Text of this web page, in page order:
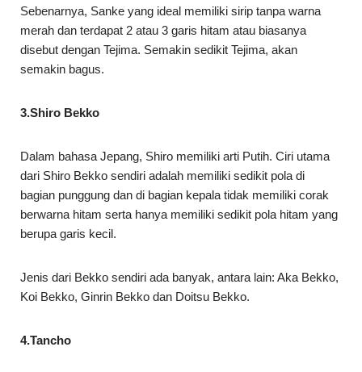
Sebenarnya, Sanke yang ideal memiliki sirip tanpa warna
merah dan terdapat 2 atau 3 garis hitam atau biasanya
disebut dengan Tejima. Semakin sedikit Tejima, akan
semakin bagus.
3.Shiro Bekko
Dalam bahasa Jepang, Shiro memiliki arti Putih. Ciri utama
dari Shiro Bekko sendiri adalah memiliki sedikit pola di
bagian punggung dan di bagian kepala tidak memiliki corak
berwarna hitam serta hanya memiliki sedikit pola hitam yang
berupa garis kecil.
Jenis dari Bekko sendiri ada banyak, antara lain: Aka Bekko,
Koi Bekko, Ginrin Bekko dan Doitsu Bekko.
4.Tancho